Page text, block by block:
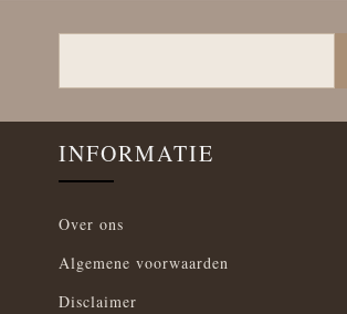
INFORMATIE
Over ons
Algemene voorwaarden
Disclaimer